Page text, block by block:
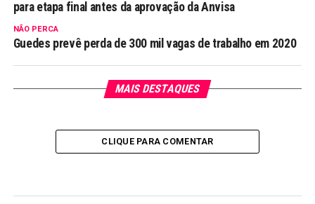
para etapa final antes da aprovação da Anvisa
NÃO PERCA
Guedes prevê perda de 300 mil vagas de trabalho em 2020
MAIS DESTAQUES
CLIQUE PARA COMENTAR